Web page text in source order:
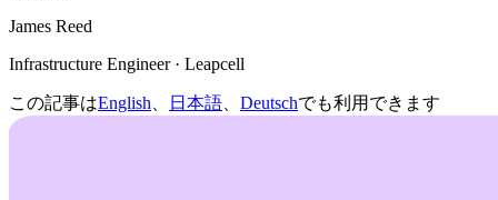
James Reed
Infrastructure Engineer · Leapcell
この記事はEnglish 日本語 Deutschでも利用できます